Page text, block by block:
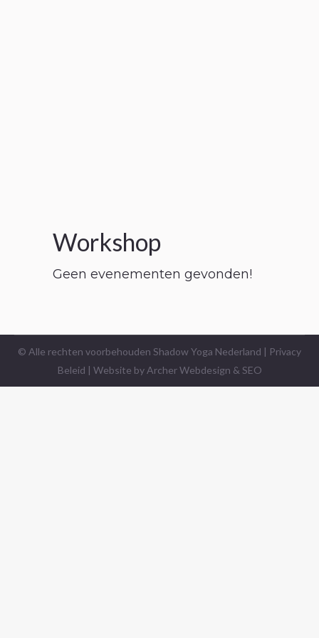
Workshop
Geen evenementen gevonden!
© Alle rechten voorbehouden Shadow Yoga Nederland | Privacy
Beleid | Website by Archer Webdesign & SEO